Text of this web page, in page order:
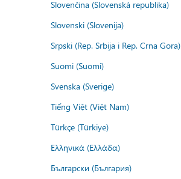
Slovenčina (Slovenská republika)
Slovenski (Slovenija)
Srpski (Rep. Srbija i Rep. Crna Gora)
Suomi (Suomi)
Svenska (Sverige)
Tiếng Việt (Việt Nam)
Türkçe (Türkiye)
Ελληνικά (Ελλάδα)
Български (България)